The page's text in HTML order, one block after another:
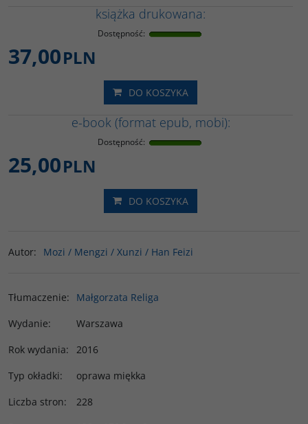
książka drukowana:
Dostępność:
37,00PLN
DO KOSZYKA
e-book (format epub, mobi):
Dostępność:
25,00PLN
DO KOSZYKA
Autor: Mozi / Mengzi / Xunzi / Han Feizi
Tłumaczenie:
Małgorzata Religa
Wydanie:
Warszawa
Rok wydania:
2016
Typ okładki:
oprawa miękka
Liczba stron:
228